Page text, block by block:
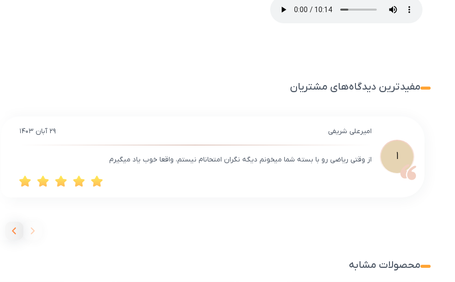
مفیدترین دیدگاه‌های مشتریان
ا
امیرعلی شریفی ۲۹ آبان ۱۴۰۳
از وقتی ریاضی رو با بسته شما میخونم دیگه نگران امتحانام نیستم، واقعا خوب یاد میگیرم
محصولات مشابه